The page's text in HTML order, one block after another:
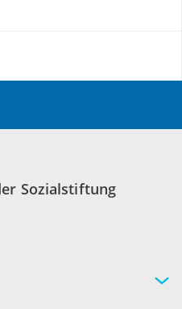
Sozialstiftung